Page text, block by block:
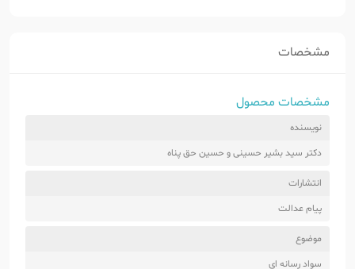
مشخصات
مشخصات محصول
نویسنده
دکتر سید بشیر حسینی و حسین حق پناه
انتشارات
پیام عدالت
موضوع
سواد رسانه ای